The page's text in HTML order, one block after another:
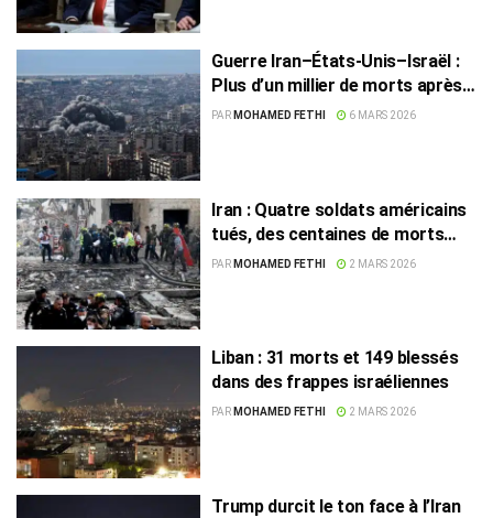
Guerre Iran–États-Unis–Israël :
Plus d’un millier de morts après
six jours de guerre
PAR MOHAMED FETHI 6 MARS 2026
Iran : Quatre soldats américains
tués, des centaines de morts
côté iranien
PAR MOHAMED FETHI 2 MARS 2026
Liban : 31 morts et 149 blessés
dans des frappes israéliennes
PAR MOHAMED FETHI 2 MARS 2026
Trump durcit le ton face à l’Iran